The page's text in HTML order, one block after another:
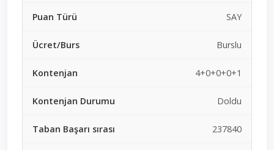
SAY
Burslu
4+0+0+0+1
Doldu
237840